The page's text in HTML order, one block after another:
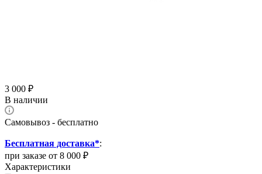
3 000 ₽
В наличии
Самовывоз - бесплатно
Бесплатная доставка*:
при заказе от 8 000 ₽
Характеристики